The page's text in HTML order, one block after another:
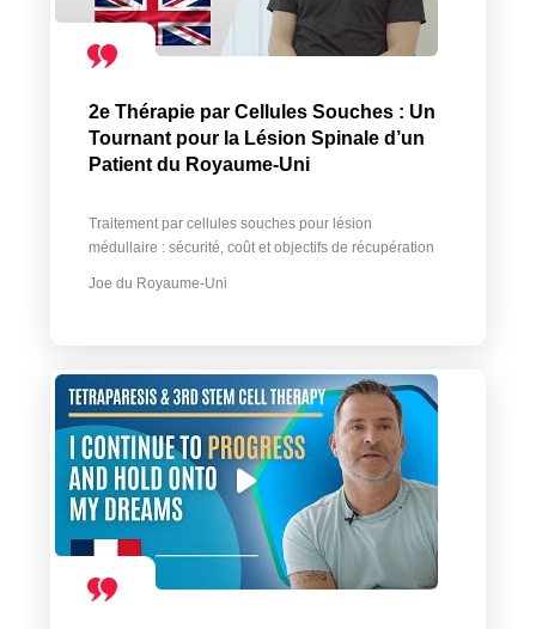
2e Thérapie par Cellules Souches : Un
Tournant pour la Lésion Spinale d’un
Patient du Royaume-Uni
Traitement par cellules souches pour lésion
médullaire : sécurité, coût et objectifs de récupération
Joe du Royaume-Uni